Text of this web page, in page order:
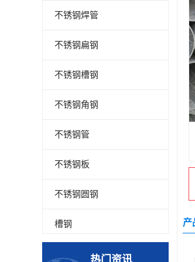
不锈钢焊管
不锈钢扁钢
不锈钢槽钢
不锈钢角钢
不锈钢管
不锈钢板
不锈钢圆钢
槽钢
热门资讯
产